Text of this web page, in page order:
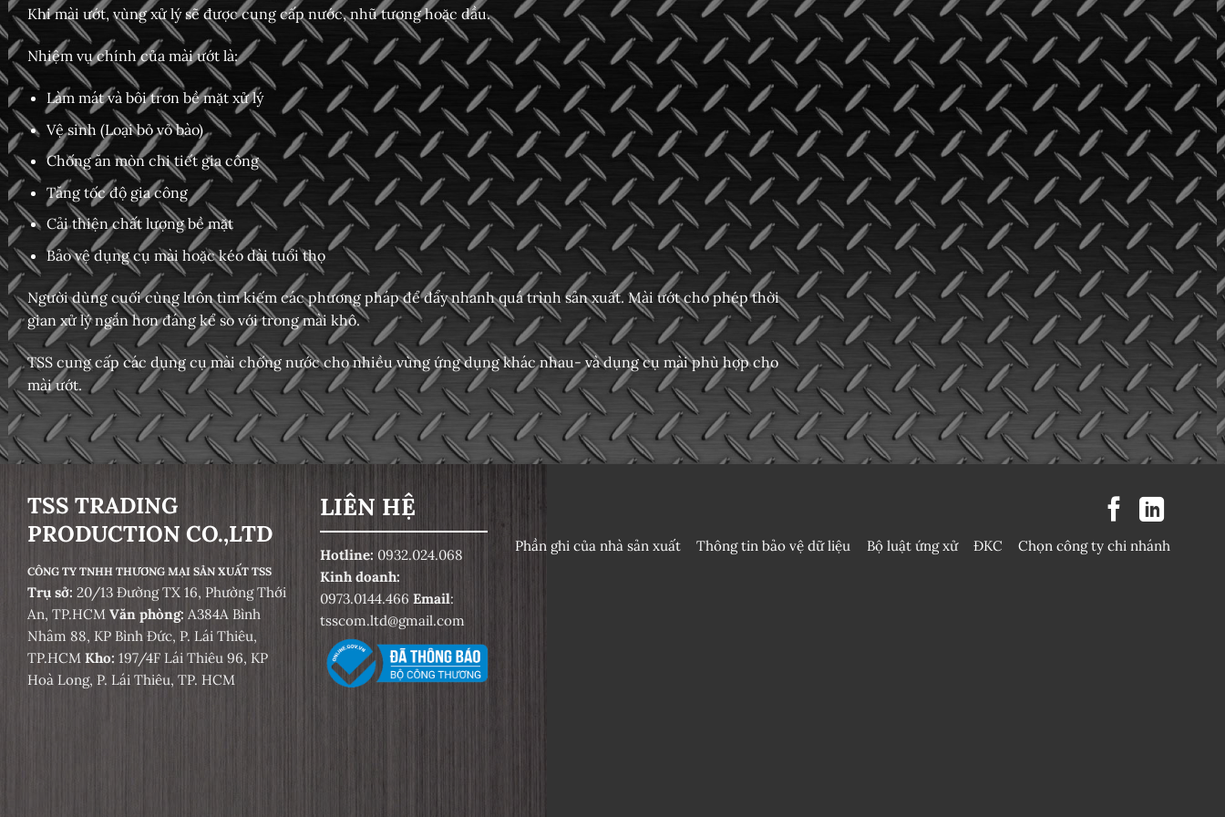
Khi mài ướt, vùng xử lý sẽ được cung cấp nước, nhũ tương hoặc dầu.
Nhiệm vụ chính của mài ướt là:
Làm mát và bôi trơn bề mặt xử lý
Vệ sinh (Loại bỏ vỏ bào)
Chống ăn mòn chi tiết gia công
Tăng tốc độ gia công
Cải thiện chất lượng bề mặt
Bảo vệ dụng cụ mài hoặckéo dài tuổi thọ
Người dùng cuối cùng luôn tìm kiếm các phương pháp để đẩy nhanh quá trình sản xuất. Mài ướt cho phép thời
gian xử lý ngắn hơn đáng kể so với trong mài khô.
TSS cung cấp các dụng cụ mài chống nước cho nhiều vùng ứng dụng khác nhau- và dụng cụ mài phù hợp cho
mài ướt.
TSS TRADING
PRODUCTION CO.,LTD
CÔNG TY TNHH THƯƠNG MẠI SẢN XUẤT TSS
Trụ sở: 20/13 Đường TX 16, Phường Thới
An, TP.HCM Văn phòng: A384A Bình
Nhâm 88, KP Bình Đức, P. Lái Thiêu,
TP.HCM Kho: 197/4F Lái Thiêu 96, KP
Hoà Long, P. Lái Thiêu, TP. HCM
LIÊN HỆ
Hotline: 0932.024.068
Kinh doanh:
0973.0144.466 Email:
tsscom.ltd@gmail.com
Phần ghi của nhà sản xuất Thông tin bảo vệ dữ liệu Bộ luật ứng xử ĐKC Chọn công ty chi nhánh